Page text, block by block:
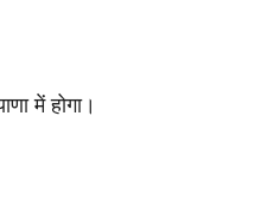
में होगा।